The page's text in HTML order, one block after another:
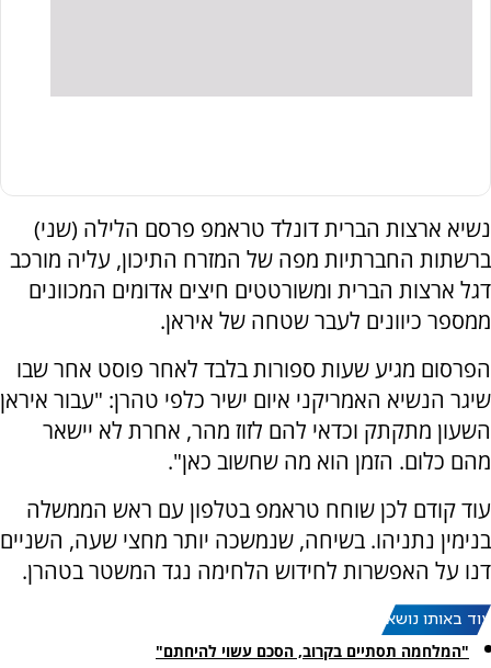
נשיא ארצות הברית דונלד טראמפ פרסם הלילה (שני)
ברשתות החברתיות מפה של המזרח התיכון, עליה מורכב
דגל ארצות הברית ומשורטטים חיצים אדומים המכוונים
ממספר כיוונים לעבר שטחה של איראן.
הפרסום מגיע שעות ספורות בלבד לאחר פוסט אחר שבו
שיגר הנשיא האמריקני איום ישיר כלפי טהרן: "עבור איראן
השעון מתקתק וכדאי להם לזוז מהר, אחרת לא יישאר
מהם כלום. הזמן הוא מה שחשוב כאן".
עוד קודם לכן שוחח טראמפ בטלפון עם ראש הממשלה
בנימין נתניהו. בשיחה, שנמשכה יותר מחצי שעה, השניים
דנו על האפשרות לחידוש הלחימה נגד המשטר בטהרן.
עוד באותו נושא:
"המלחמה תסתיים בקרוב, הסכם עשוי להיחתם"